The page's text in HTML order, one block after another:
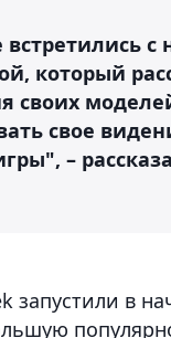
который
своих
свое
–
запустили в